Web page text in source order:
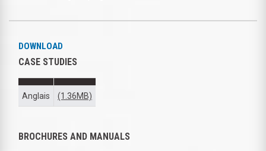
DOWNLOAD
CASE STUDIES
Anglais (1.36MB)
BROCHURES AND MANUALS